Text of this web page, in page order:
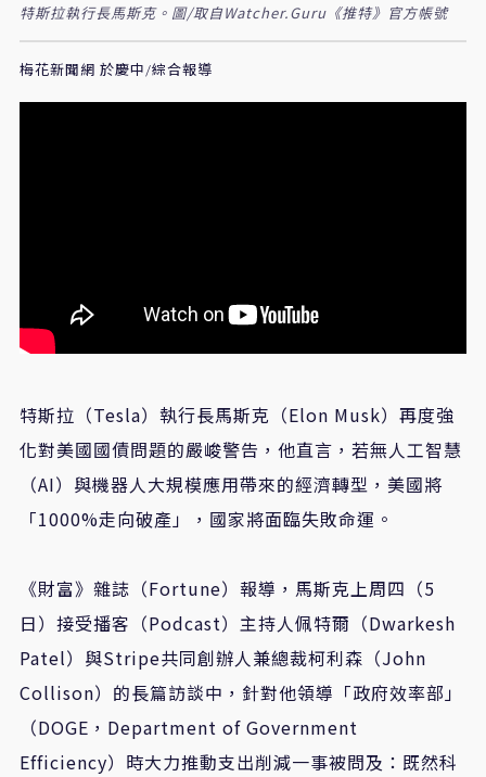
特斯拉執行長馬斯克。圖/取自Watcher.Guru《推特》官方帳號
梅花新聞網 於慶中/綜合報導
特斯拉（Tesla）執行長馬斯克（Elon Musk）再度強
化對美國國債問題的嚴峻警告，他直言，若無人工智慧
（AI）與機器人大規模應用帶來的經濟轉型，美國將
「1000%走向破產」，國家將面臨失敗命運。
《財富》雜誌（Fortune）報導，馬斯克上周四（5
日）接受播客（Podcast）主持人佩特爾（Dwarkesh
Patel）與Stripe共同創辦人兼總裁柯利森（John
Collison）的長篇訪談中，針對他領導「政府效率部」
（DOGE，Department of Government
Efficiency）時大力推動支出削減一事被問及：既然科